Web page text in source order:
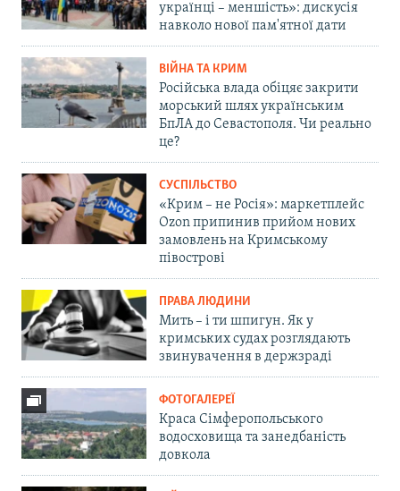
українці – меншість»: дискусія
навколо нової пам'ятної дати
ВІЙНА ТА КРИМ
Російська влада обіцяє закрити
морський шлях українським
БпЛА до Севастополя. Чи реально
це?
СУСПІЛЬСТВО
«Крим – не Росія»: маркетплейс
Ozon припинив прийом нових
замовлень на Кримському
півострові
ПРАВА ЛЮДИНИ
Мить – і ти шпигун. Як у
кримських судах розглядають
звинувачення в держзраді
ФОТОГАЛЕРЕЇ
Краса Сімферопольського
водосховища та занедбаність
довкола